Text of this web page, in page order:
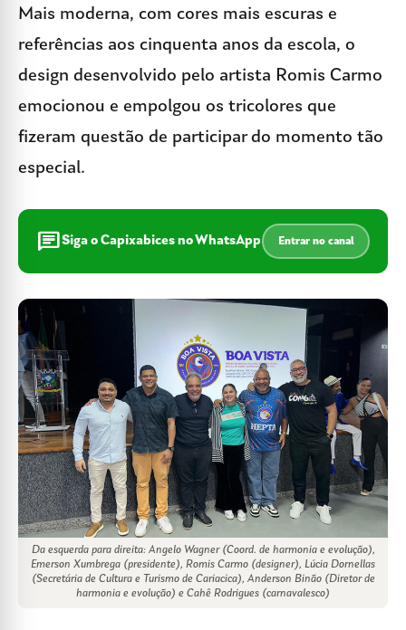
Mais moderna, com cores mais escuras e
referências aos cinquenta anos da escola, o
design desenvolvido pelo artista Romis Carmo
emocionou e empolgou os tricolores que
fizeram questão de participar do momento tão
especial.
chatSiga o Capixabices no WhatsApp Entrar no canal
Da esquerda para direita: Angelo Wagner (Coord. de harmonia e evolução),
Emerson Xumbrega (presidente), Romis Carmo (designer), Lúcia Dornellas
(Secretária de Cultura e Turismo de Cariacica), Anderson Binão (Diretor de
harmonia e evolução) e Cahê Rodrigues (carnavalesco)